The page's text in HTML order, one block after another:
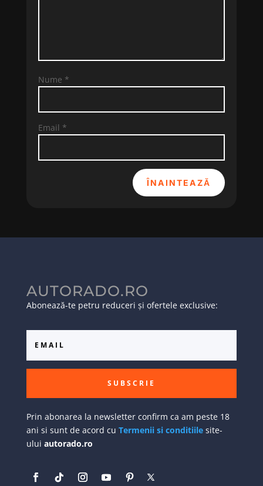
Nume *
Email *
ÎNAINTEAZĂ
AUTORADO.RO
Abonează-te petru reduceri și ofertele exclusive:
SUBSCRIE
Prin abonarea la newsletter confirm ca am peste 18
ani si sunt de acord cu Termenii si conditiilesite-
ului autorado.ro